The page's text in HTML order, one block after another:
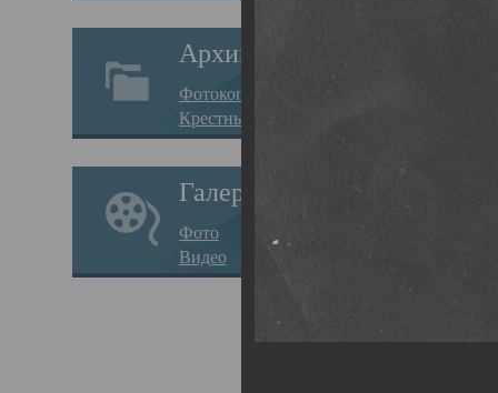
Архив
Фотокопии дел
Крестные ходы
Галерея
Фото
Видео